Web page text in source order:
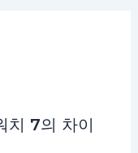
치 7의 차이